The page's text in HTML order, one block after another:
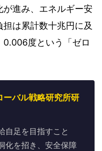
進み、エネルギー安
は累計数十兆円に及
0.006度という「ゼロ
ーバル戦略研究所研
自足を目指すこと
化を招き、安全保障